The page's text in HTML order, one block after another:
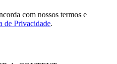
com nossos termos e
de Privacidade.